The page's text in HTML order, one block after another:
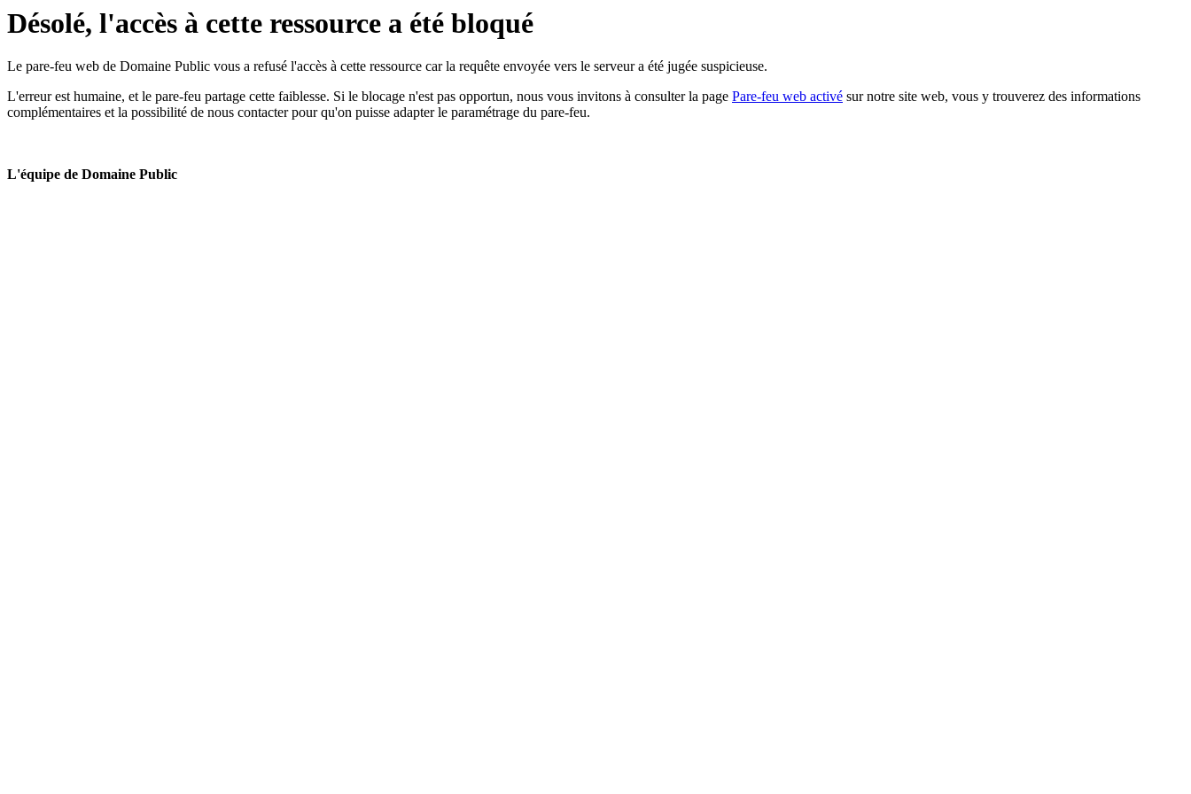
Désolé, l'accès à cette ressource a été bloqué
Le pare-feu web de Domaine Public vous a refusé l'accès à cette ressource car la requête envoyée vers le serveur a été jugée suspicieuse.
L'erreur est humaine, et le pare-feu partage cette faiblesse. Si le blocage n'est pas opportun, nous vous invitons à consulter la page Pare-feu web activé sur notre site web, vous y trouverez des informations
complémentaires et la possibilité de nous contacter pour qu'on puisse adapter le paramétrage du pare-feu.
L'équipe de Domaine Public